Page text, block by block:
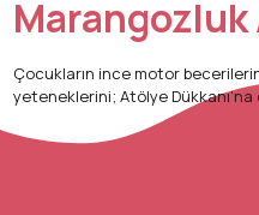
Çocukların ince motor
yeteneklerini; Atölye
ahşabı keşfetme, çekiç-çivi
oyuncaklarını üretme süreçleri